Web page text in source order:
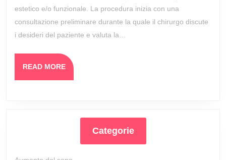
estetico e/o funzionale. La procedura inizia con una
consultazione preliminare durante la quale il chirurgo discute
i desideri del paziente e valuta la…
READ MOREREAD
Categorie